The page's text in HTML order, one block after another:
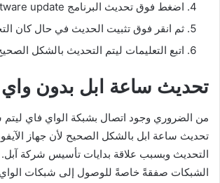
اضغط فوق تحديث البرنامج Software update.
ثم انقر فوق تثبيت الحديث في حال كان
اتبع التعليمات ليتم التحديث بالشكل
تحديث ساعة ابل بدون
من الضروري وجود اتصال بشبكة الواي فاي
تحديث ساعة ابل بالشكل الصحيح لأن جهاز
التحديث وبسبب علاقة بدايات تأسيس شركة آبل.
الشبكات صفقةً خاصةً للوصول إلى شبكات الواي